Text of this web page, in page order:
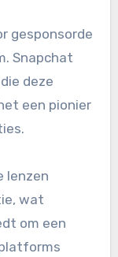
gesponsorde
Snapchat
deze
een pionier
lenzen
wat
om een